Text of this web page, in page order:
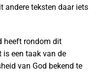
andere teksten daar iets
heeft rondom dit
is een taak van de
van God bekend te